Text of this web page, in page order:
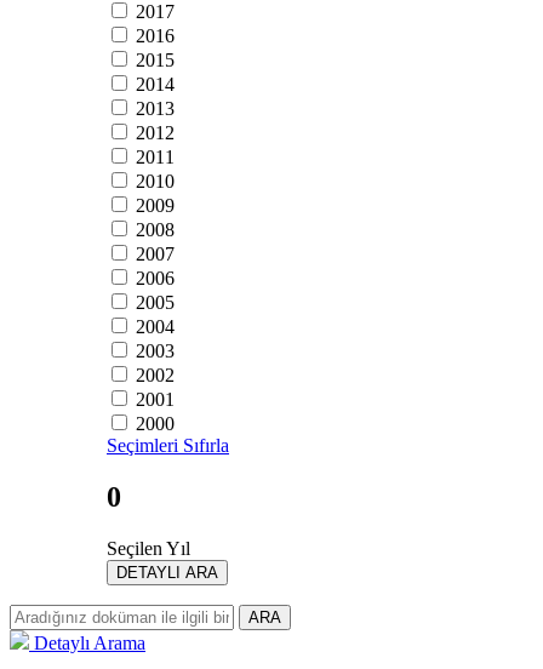
2017
2016
2015
2014
2013
2012
2011
2010
2009
2008
2007
2006
2005
2004
2003
2002
2001
2000
Seçimleri Sıfırla
0
Seçilen Yıl
DETAYLI ARA
ARA
Detaylı Arama